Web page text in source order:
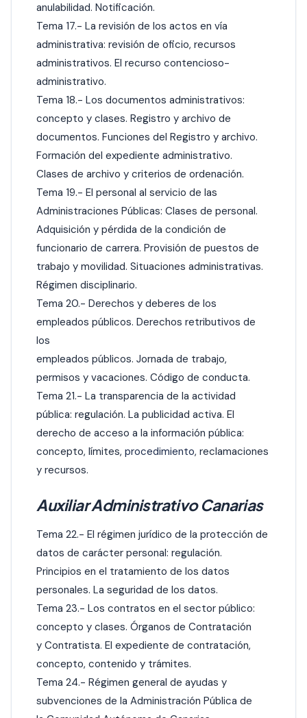
anulabilidad. Notificación.
Tema 17.- La revisión de los actos en vía
administrativa: revisión de oficio, recursos
administrativos. El recurso contencioso-
administrativo.
Tema 18.- Los documentos administrativos:
concepto y clases. Registro y archivo de
documentos. Funciones del Registro y archivo.
Formación del expediente administrativo.
Clases de archivo y criterios de ordenación.
Tema 19.- El personal al servicio de las
Administraciones Públicas: Clases de personal.
Adquisición y pérdida de la condición de
funcionario de carrera. Provisión de puestos de
trabajo y movilidad. Situaciones administrativas.
Régimen disciplinario.
Tema 20.- Derechos y deberes de los
empleados públicos. Derechos retributivos de
los
empleados públicos. Jornada de trabajo,
permisos y vacaciones. Código de conducta.
Tema 21.- La transparencia de la actividad
pública: regulación. La publicidad activa. El
derecho de acceso a la información pública:
concepto, límites, procedimiento, reclamaciones
y recursos.
Auxiliar Administrativo Canarias
Tema 22.- El régimen jurídico de la protección de
datos de carácter personal: regulación.
Principios en el tratamiento de los datos
personales. La seguridad de los datos.
Tema 23.- Los contratos en el sector público:
concepto y clases. Órganos de Contratación
y Contratista. El expediente de contratación,
concepto, contenido y trámites.
Tema 24.- Régimen general de ayudas y
subvenciones de la Administración Pública de